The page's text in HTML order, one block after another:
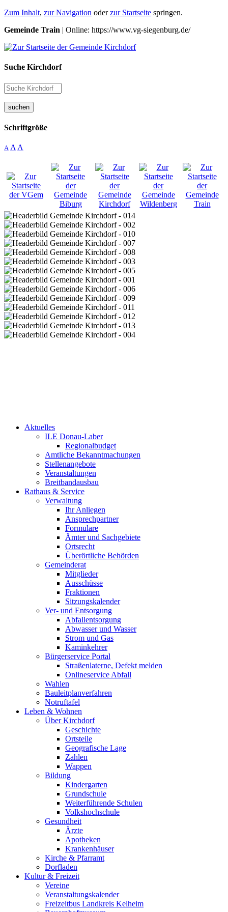
Zum Inhalt, zur Navigation oderzur Startseite springen.
Gemeinde Train | Online: https://www.vg-siegenburg.de/
Suche Kirchdorf
suchen
Schriftgröße
A A A
Aktuelles
ILE Donau-Laber
Regionalbudget
Amtliche Bekanntmachungen
Stellenangebote
Veranstaltungen
Breitbandausbau
Rathaus & Service
Verwaltung
Ihr Anliegen
Ansprechpartner
Formulare
Ämter und Sachgebiete
Ortsrecht
Überörtliche Behörden
Gemeinderat
Mitglieder
Ausschüsse
Fraktionen
Sitzungskalender
Ver- und Entsorgung
Abfallentsorgung
Abwasser und Wasser
Strom und Gas
Kaminkehrer
Bürgerservice Portal
Straßenlaterne, Defekt melden
Onlineservice Abfall
Wahlen
Bauleitplanverfahren
Notruftafel
Leben & Wohnen
Über Kirchdorf
Geschichte
Ortsteile
Geografische Lage
Zahlen
Wappen
Bildung
Kindergarten
Grundschule
Weiterführende Schulen
Volkshochschule
Gesundheit
Ärzte
Apotheken
Krankenhäuser
Kirche & Pfarramt
Dorfladen
Kultur & Freizeit
Vereine
Veranstaltungskalender
Freizeitbus Landkreis Kelheim